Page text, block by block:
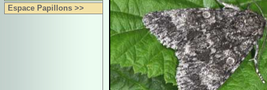
Espace Papillons >>